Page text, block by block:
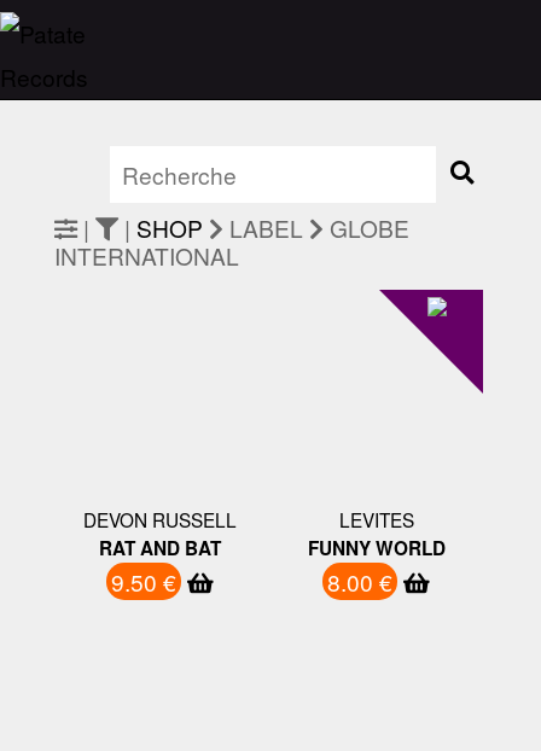
| | SHOP LABEL
GLOBE
INTERNATIONAL
DEVON RUSSELL
RAT AND BAT
9.50 €
LEVITES
FUNNY WORLD
8.00 €